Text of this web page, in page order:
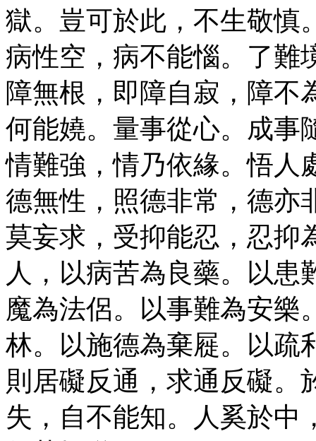
獄。豈可於此，不生敬慎
病性空，病不能惱。了難
障無根，即障自寂，障不
何能嬈。量事從心。成事
情難強，情乃依緣。悟人
德無性，照德非常，德亦
莫妄求，受抑能忍，忍抑
人，以病苦為良藥。以患
魔為法侶。以事難為安樂
林。以施德為棄屣。以疏
則居礙反通，求通反礙。
失，自不能知。人奚於中